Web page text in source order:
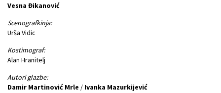
Vesna Đikanović
Scenografkinja:
Urša Vidic
Kostimograf:
Alan Hranitelj
Autori glazbe:
Damir Martinović Mrle / Ivanka Mazurkijević